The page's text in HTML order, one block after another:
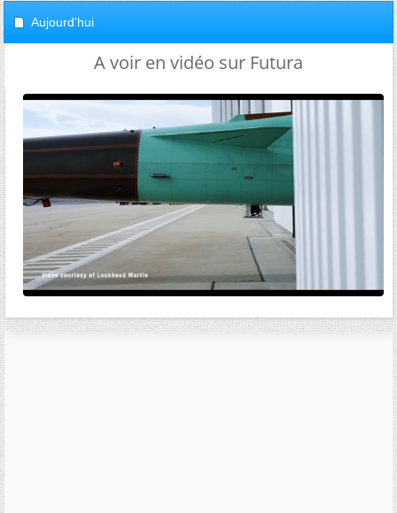
Aujourd'hui
A voir en vidéo sur Futura